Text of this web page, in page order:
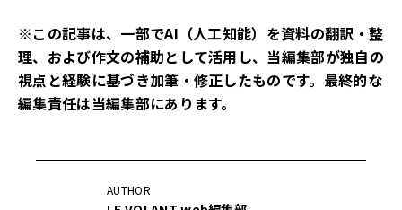
※この記事は、一部でAI（人工知能）を資料の翻訳・整
理、および作文の補助として活用し、当編集部が独自の
視点と経験に基づき加筆・修正したものです。最終的な
編集責任は当編集部にあります。
AUTHOR